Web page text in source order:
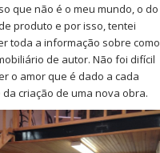
que não é o meu mundo, o do
produto e por isso, tentei
toda a informação sobre como
de autor. Não foi difícil
o amor que é dado a cada
criação de uma nova obra.